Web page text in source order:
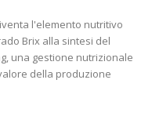
l'elemento nutritivo
Brix alla sintesi del
una gestione nutrizionale
della produzione